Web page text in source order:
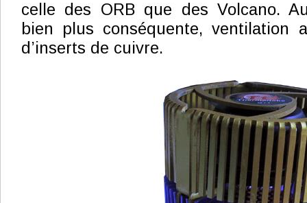
celle des ORB que des Volcano.
bien plus conséquente, ventilation
d’inserts de cuivre.